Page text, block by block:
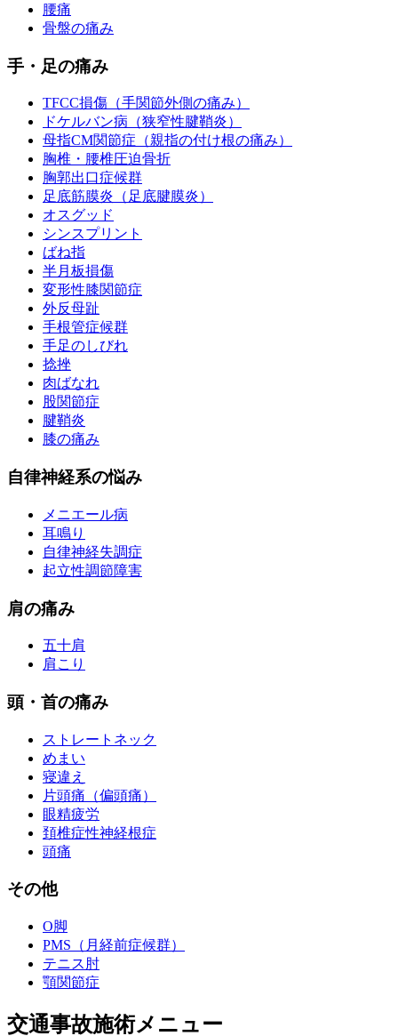
腰痛
骨盤の痛み
手・足の痛み
TFCC損傷（手関節外側の痛み）
ドケルバン病（狭窄性腱鞘炎）
母指CM関節症（親指の付け根の痛み）
胸椎・腰椎圧迫骨折
胸郭出口症候群
足底筋膜炎（足底腱膜炎）
オスグッド
シンスプリント
ばね指
半月板損傷
変形性膝関節症
外反母趾
手根管症候群
手足のしびれ
捻挫
肉ばなれ
股関節症
腱鞘炎
膝の痛み
自律神経系の悩み
メニエール病
耳鳴り
自律神経失調症
起立性調節障害
肩の痛み
五十肩
肩こり
頭・首の痛み
ストレートネック
めまい
寝違え
片頭痛（偏頭痛）
眼精疲労
頚椎症性神経根症
頭痛
その他
O脚
PMS（月経前症候群）
テニス肘
顎関節症
交通事故施術メニュー